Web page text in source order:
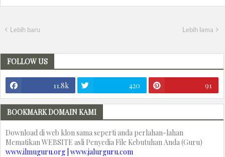
Lebih baru Lebih lama
FOLLOW US
11.8k 420 91
BOOKMARK DOMAIN KAMI
Download di web klon sama seperti anda perlahan-lahan
Mematikan WEBSITE asli Penyedia File Kebutuhan Anda (Guru)
www.ilmuguru.org | www.jalurguru.com